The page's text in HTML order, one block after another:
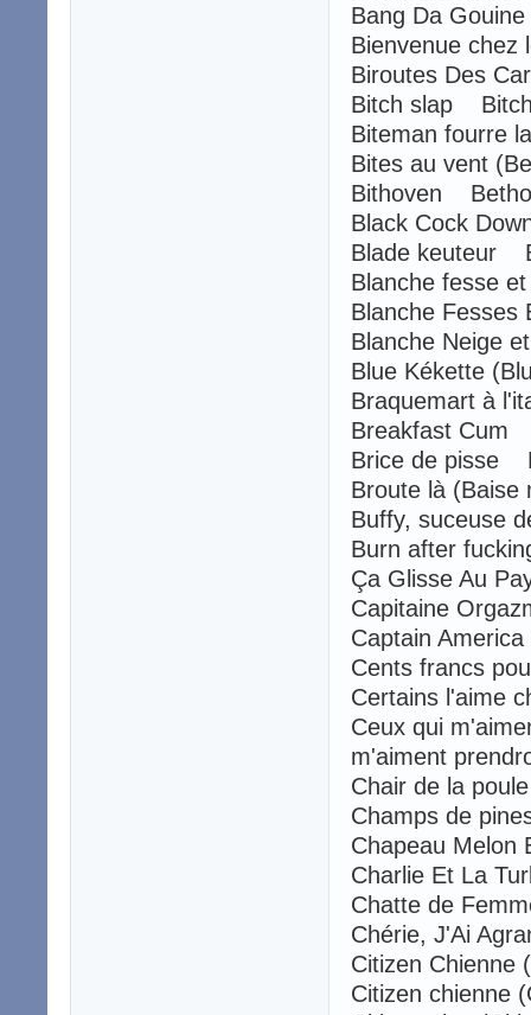
Bang Da
Bienvenue
Biroutes Des
Bitch slap
Biteman fourre
Bites au vent
Bithoven
Black Cock
Blade keuteur
Blanche fesse
Blanche
Blanche Neige
Blue Kékette
Braquemart à
Breakfast Cum
Brice de pisse
Broute là
Buffy, suceuse
Burn after
Ça Glisse Au
Capitaine
Captain
Cents francs
Certains l'aime
Ceux qui
m'aiment
Chair de la
Champs de
Chapeau
Charlie Et La
Chatte de
Chérie, J'Ai
Citizen
Citizen